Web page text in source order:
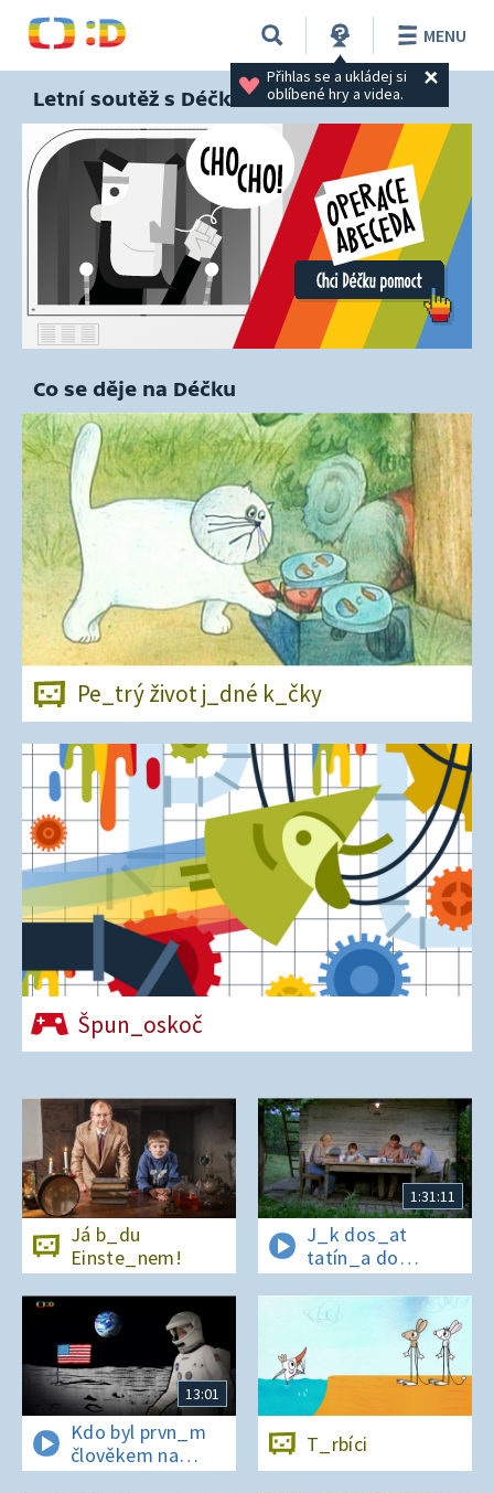
Přihlas se a ukládej si
oblíbené hry a videa.
MENU
Letní soutěž s Déčkem
Co se děje na Déčku
Pe_trý život j_dné k_čky
Špun_oskoč
Já b_du
Einste_nem!
1:31:11
J_k dos_at
tatín_a do
polepš_vny
13:01
Kdo byl prvn_m
člověkem na
Měs_ci?
T_rbíci